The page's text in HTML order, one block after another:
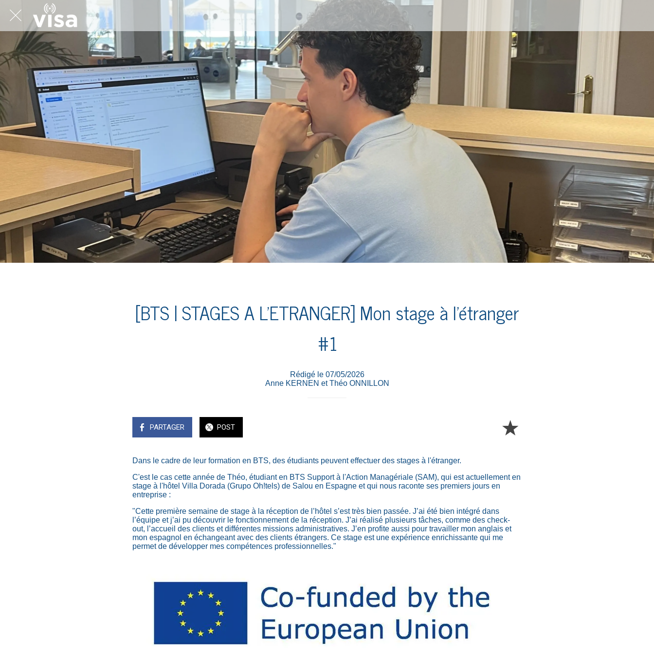
[BTS | STAGES A L'ETRANGER] Mon stage à l'étranger
#1
Rédigé le 07/05/2026
Anne KERNEN et Théo ONNILLON
PARTAGER POST
Dans le cadre de leur formation en BTS, des étudiants peuvent effectuer des stages à l'étranger.
C'est le cas cette année de Théo, étudiant en BTS Support à l'Action Managériale (SAM), qui est actuellement en
stage à l'hôtel Villa Dorada (Grupo Oh!tels) de Salou en Espagne et qui nous raconte ses premiers jours en
entreprise :
"Cette première semaine de stage à la réception de l’hôtel s’est très bien passée. J’ai été bien intégré dans
l’équipe et j’ai pu découvrir le fonctionnement de la réception. J’ai réalisé plusieurs tâches, comme des check-
out, l’accueil des clients et différentes missions administratives. J’en profite aussi pour travailler mon anglais et
mon espagnol en échangeant avec des clients étrangers. Ce stage est une expérience enrichissante qui me
permet de développer mes compétences professionnelles."